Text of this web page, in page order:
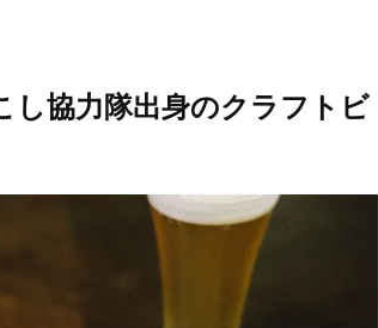
し協力隊出身のクラフトビ